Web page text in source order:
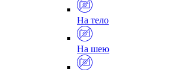
На тело
На шею